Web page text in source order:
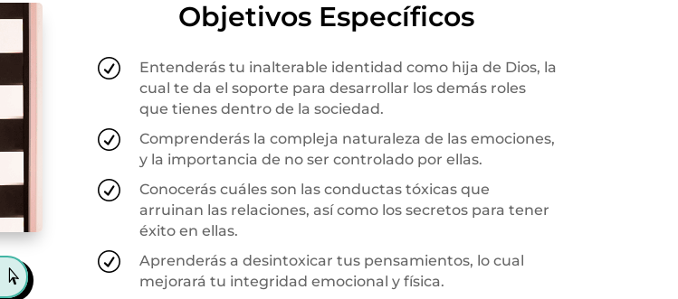
Objetivos Específicos
R
Entenderás tu inalterable identidad como hija de Dios, la
cual te da el soporte para desarrollar los demás roles
que tienes dentro de la sociedad.
R
Comprenderás la compleja naturaleza de las emociones,
y la importancia de no ser controlado por ellas.
R
Conocerás cuáles son las conductas tóxicas que
arruinan las relaciones, así como los secretos para tener
éxito en ellas.
R
Aprenderás a desintoxicar tus pensamientos, lo cual
mejorará tu integridad emocional y física.